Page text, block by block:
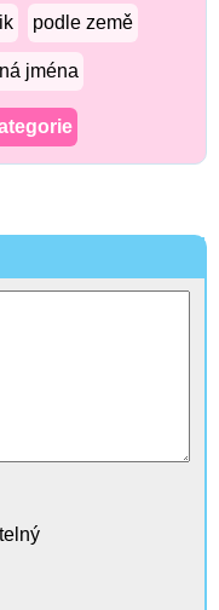
podle země
jména